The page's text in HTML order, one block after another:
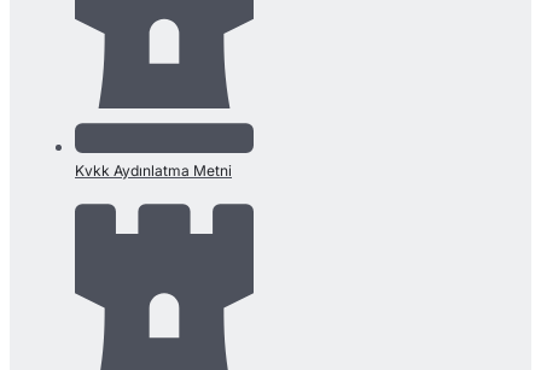
Kvkk Aydınlatma Metni